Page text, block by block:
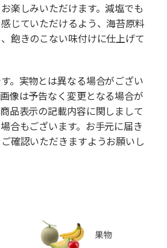
楽しみいただけます。減塩でも
じていただけるよう、海苔原料
飽きのこない味付けに仕上げて
。実物とは異なる場合がござい
像は予告なく変更となる場合が
品表示の記載内容に関しまして
合もございます。お手元に届き
確認いただきますようお願いし